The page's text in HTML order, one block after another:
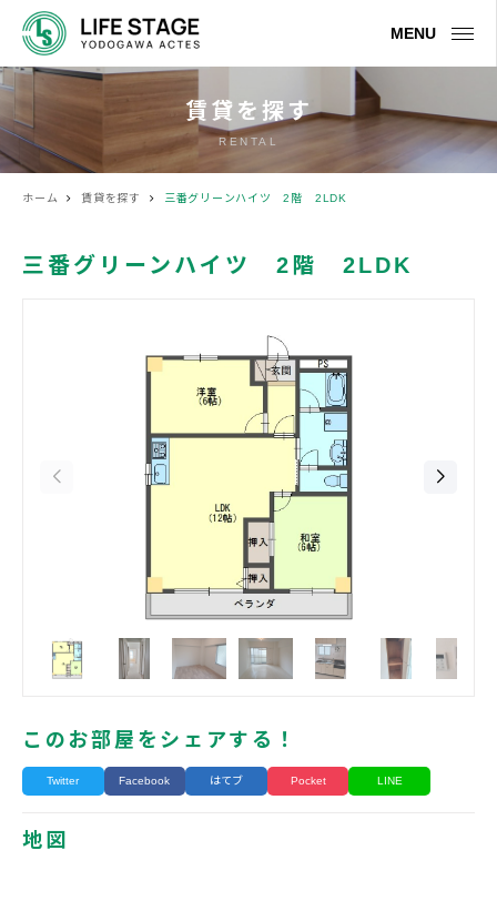
MENU
賃貸を探す
RENTAL
ホーム 賃貸を探す 三番グリーンハイツ 2階 2LDK
三番グリーンハイツ 2階 2LDK
このお部屋をシェアする！
Twitter Facebook はてブ Pocket LINE
地図